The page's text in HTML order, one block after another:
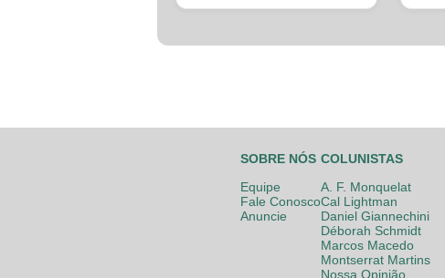
SOBRE NÓS
Equipe
Fale Conosco
Anuncie
COLUNISTAS
A. F. Monquelat
Cal Lightman
Daniel Giannechini
Déborah Schmidt
Marcos Macedo
Montserrat Martins
Nossa Opinião